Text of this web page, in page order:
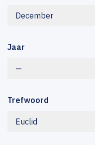
December
Jaar
—
Trefwoord
Euclid